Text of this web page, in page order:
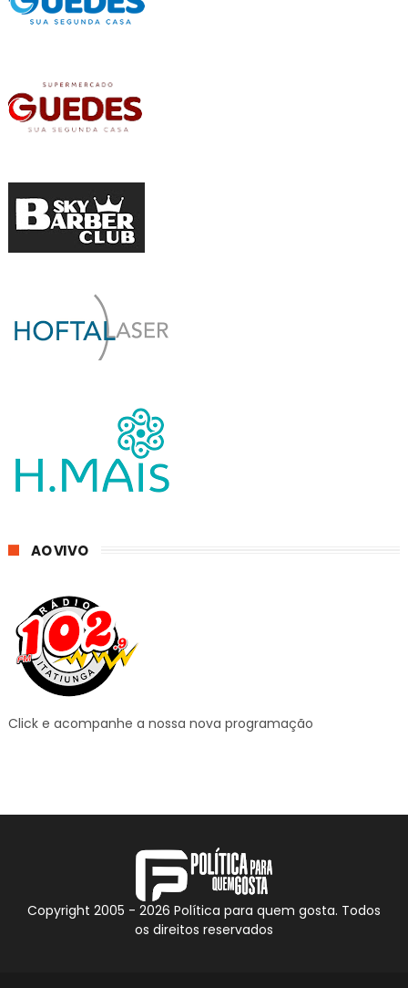
AO VIVO
Click e acompanhe a nossa nova programação
Copyright 2005 - 2026 Política para quem gosta. Todos
os direitos reservados